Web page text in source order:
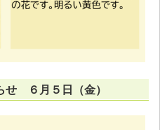
せ ６月５日（金）